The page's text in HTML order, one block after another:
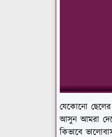
যেকোনো
আসুন আমরা
কিভাবে